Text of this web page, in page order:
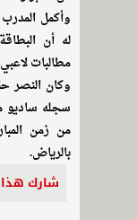
وأكمل
له أن
مطالبات
وكان النصر
من زمن
بالرياض.
شارك هذا